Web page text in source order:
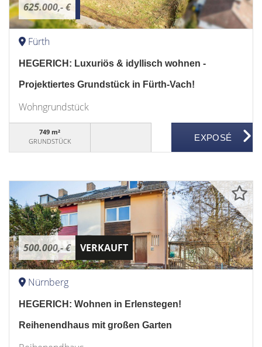
625.000,- €
Fürth
HEGERICH: Luxuriös & idyllisch wohnen -
Projektiertes Grundstück in Fürth-Vach!
Wohngrundstück
749 m²
GRUNDSTÜCK
500.000,- € VERKAUFT
Nürnberg
HEGERICH: Wohnen in Erlenstegen!
Reihenendhaus mit großen Garten